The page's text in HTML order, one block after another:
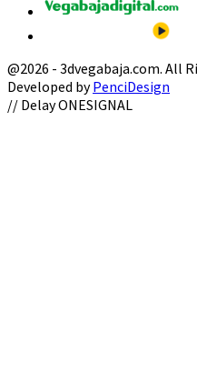
@2026 - 3dvegabaja.com. All
Developed byPenciDesign
Facebook
Twitter
Instagram
Youtube
Email
// Delay ONESIGNAL